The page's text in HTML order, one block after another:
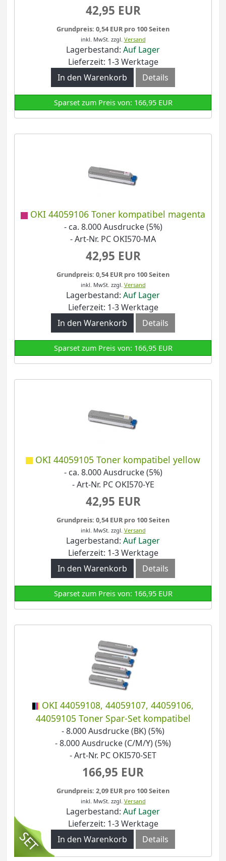
42,95 EUR
Grundpreis: 0,54 EUR pro 100 Seiten
inkl. MwSt. zzgl. Versand
Lagerbestand: Auf Lager
Lieferzeit: 1-3 Werktage
In den Warenkorb
Details
Sparset zum Preis von: 166,95 EUR
OKI 44059106 Toner kompatibel magenta
- ca. 8.000 Ausdrucke (5%)
- Art-Nr. PC OKI570-MA
42,95 EUR
Grundpreis: 0,54 EUR pro 100 Seiten
inkl. MwSt. zzgl. Versand
Lagerbestand: Auf Lager
Lieferzeit: 1-3 Werktage
In den Warenkorb
Details
Sparset zum Preis von: 166,95 EUR
OKI 44059105 Toner kompatibel yellow
- ca. 8.000 Ausdrucke (5%)
- Art-Nr. PC OKI570-YE
42,95 EUR
Grundpreis: 0,54 EUR pro 100 Seiten
inkl. MwSt. zzgl. Versand
Lagerbestand: Auf Lager
Lieferzeit: 1-3 Werktage
In den Warenkorb
Details
Sparset zum Preis von: 166,95 EUR
OKI 44059108, 44059107, 44059106,
44059105 Toner Spar-Set kompatibel
- 8.000 Ausdrucke (BK) (5%)
- 8.000 Ausdrucke (C/M/Y) (5%)
- Art-Nr. PC OKI570-SET
166,95 EUR
Grundpreis: 2,09 EUR pro 100 Seiten
inkl. MwSt. zzgl. Versand
Lagerbestand: Auf Lager
Lieferzeit: 1-3 Werktage
In den Warenkorb
Details